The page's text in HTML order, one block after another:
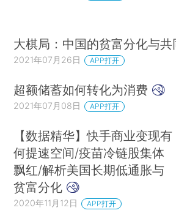
大棋局：中国的贫富分化与共
2021年07月26日 APP打开
超额储蓄如何转化为消费
2021年07月08日 APP打开
【数据精华】快手商业变现有
何提速空间/疫苗冷链股集体
飘红/解析美国长期低通胀与
贫富分化
2020年11月12日 APP打开